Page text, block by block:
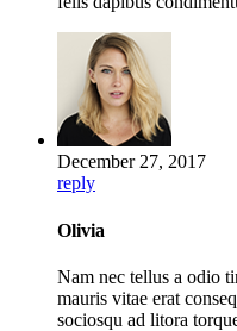
December 27, 2017
reply
Olivia
Nam nec tellus a odio
mauris vitae erat
sociosqu ad litora